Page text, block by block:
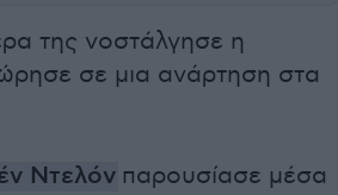
της νοστάλγησε η
σε μια ανάρτηση στα
Ντελόν παρουσίασε μέσα